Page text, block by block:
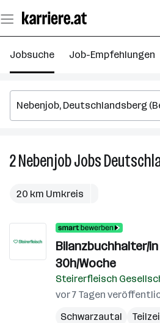
Seiteninhalt
springen
Jobsuche Job-Empfehlungen
2NebenjobJobs
20 km Umkreis
Bilanzbuchhalter/
30h/Woche
Steirerfleisch
vor 7 Tagen
Schwarzautal